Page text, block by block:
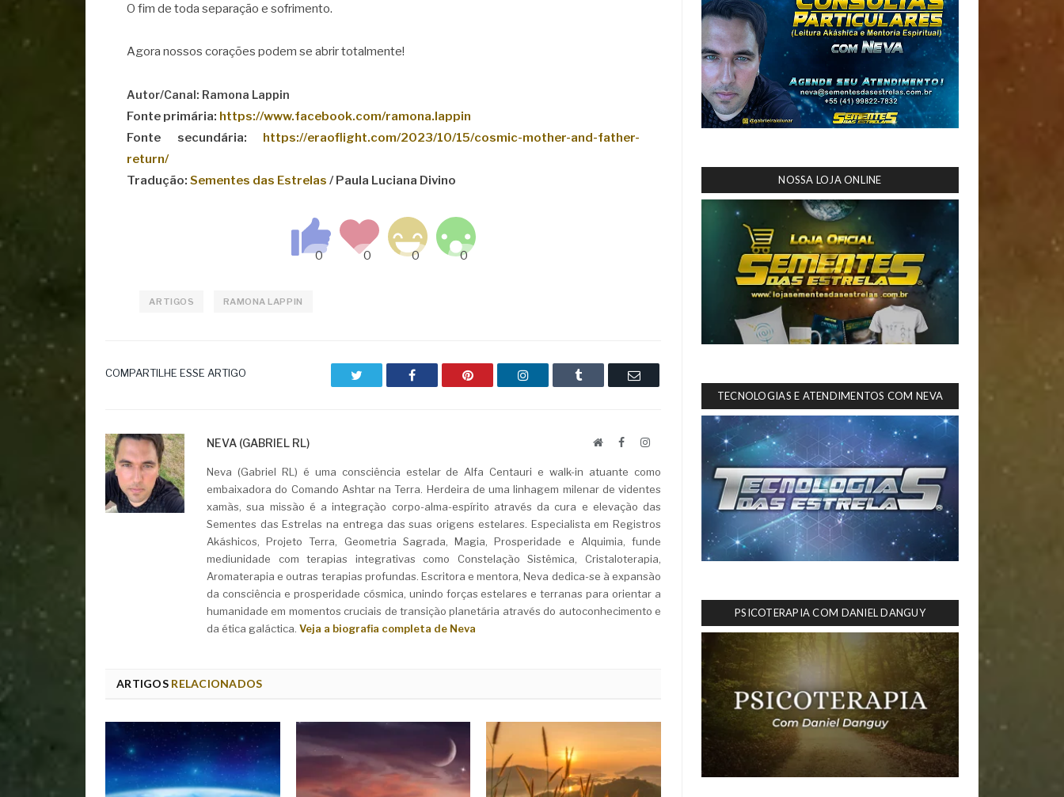
O fim de toda separação e sofrimento.
Agora nossos corações podem se abrir totalmente!
Autor/Canal: Ramona Lappin
Fonte primária: https://www.facebook.com/ramona.lappin
Fonte secundária: https://eraoflight.com/2023/10/15/cosmic-mother-and-father-
return/
Tradução:Sementes das Estrelas / Paula Luciana Divino
ARTIGOS RAMONA LAPPIN
COMPARTILHE ESSE ARTIGO Facebook Pinterest LinkedIn Tumblr Email
NEVA (GABRIEL RL) WebsiteFacebookLinkedIn
Neva (Gabriel RL) é uma consciência estelar de Alfa Centauri e walk-in atuante como
embaixadora do Comando Ashtar na Terra. Herdeira de uma linhagem milenar de videntes
xamãs, sua missão é a integração corpo-alma-espírito através da cura e elevação das
Sementes das Estrelas na entrega das suas origens estelares. Especialista em Registros
Akáshicos, Projeto Terra, Geometria Sagrada, Magia, Prosperidade e Alquimia, funde
mediunidade com terapias integrativas como Constelação Sistêmica, Cristaloterapia,
Aromaterapia e outras terapias profundas. Escritora e mentora, Neva dedica-se à expansão
da consciência e prosperidade cósmica, unindo forças estelares e terranas para orientar a
humanidade em momentos cruciais de transição planetária através do autoconhecimento e
da ética galáctica. Veja a biografia completa de Neva
ARTIGOSRELACIONADOS
NOSSA LOJA ONLINE
TECNOLOGIAS E ATENDIMENTOS COM NEVA
PSICOTERAPIA COM DANIEL DANGUY